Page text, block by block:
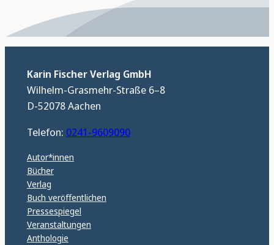
Karin Fischer Verlag GmbH
Wilhelm-Grasmehr-Straße 6–8
D-52078 Aachen
Telefon: 0241-9609090
Autor*innen
Bücher
Verlag
Buch veröffentlichen
Pressespiegel
Veranstaltungen
Anthologie